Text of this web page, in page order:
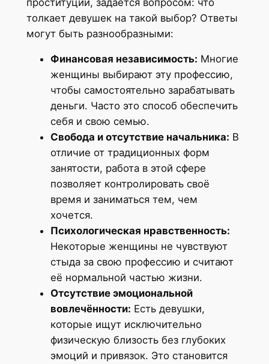
толкает девушек на такой выбор? Ответы
могут быть разнообразными:
Финансовая независимость: Многие
женщины выбирают эту профессию,
чтобы самостоятельно зарабатывать
деньги. Часто это способ обеспечить
себя и свою семью.
Свобода и отсутствие начальника: В
отличие от традиционных форм
занятости, работа в этой сфере
позволяет контролировать своё
время и заниматься тем, чем
хочется.
Психологическая нравственность:
Некоторые женщины не чувствуют
стыда за свою профессию и считают
её нормальной частью жизни.
Отсутствие эмоциональной
вовлечённости: Есть девушки,
которые ищут исключительно
физическую близость без глубоких
эмоций и привязок. Это становится